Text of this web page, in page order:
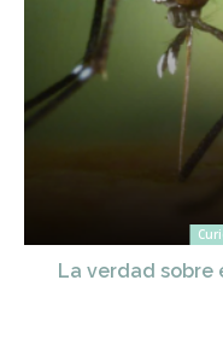
La verdad sobre